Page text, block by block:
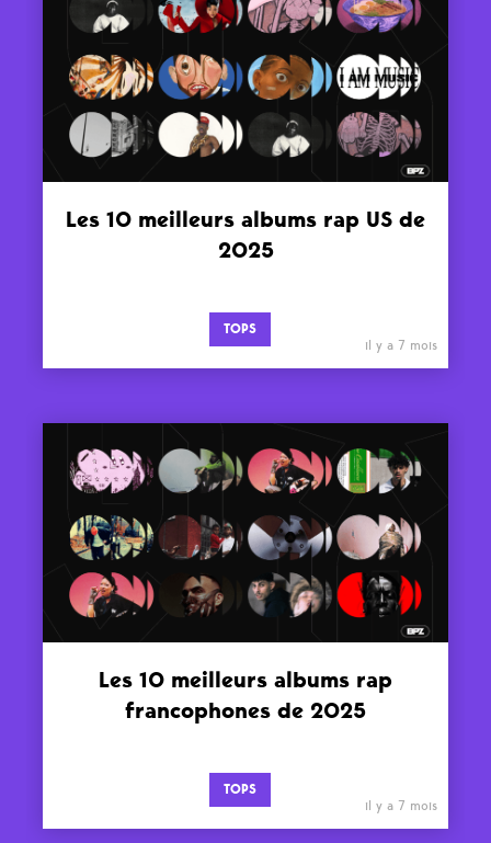
Les 10 meilleurs albums rap US de
2025
TOPS
il y a 7 mois
Les 10 meilleurs albums rap
francophones de 2025
TOPS
il y a 7 mois